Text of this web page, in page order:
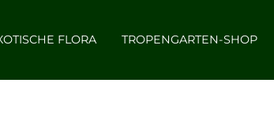
FLORA TROPENGARTEN-SHOP